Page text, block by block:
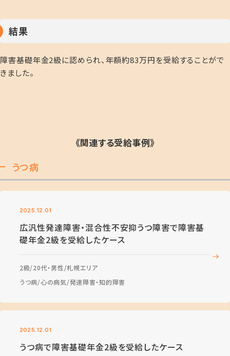
結果
障害基礎年金2級に認められ、年額約83万円を受給することがで
きました。
《関連する受給事例》
うつ病
2025.12.01
広汎性発達障害・混合性不安抑うつ障害で障害基
礎年金2級を受給したケース
2級 20代・男性 札幌エリア
うつ病 心の病気 発達障害・知的障害
2025.12.01
うつ病で障害基礎年金2級を受給したケース